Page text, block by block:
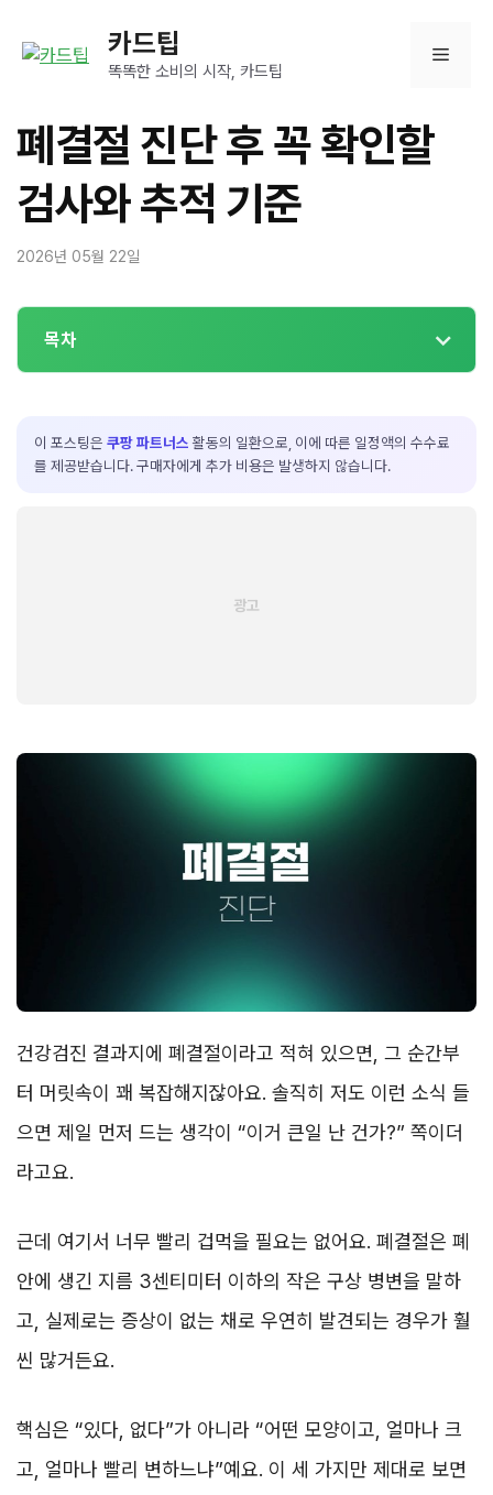
카드팁
똑똑한 소비의 시작, 카드팁
메
폐결절 진단 후 꼭 확인할
검사와 추적 기준
2026년 05월 22일
목차
이 포스팅은 쿠팡 파트너스 활동의 일환으로, 이에 따른 일정액의 수수료
를 제공받습니다. 구매자에게 추가 비용은 발생하지 않습니다.
건강검진 결과지에 폐결절이라고 적혀 있으면, 그 순간부
터 머릿속이 꽤 복잡해지잖아요. 솔직히 저도 이런 소식 들
으면 제일 먼저 드는 생각이 “이거 큰일 난 건가?” 쪽이더
라고요.
근데 여기서 너무 빨리 겁먹을 필요는 없어요. 폐결절은 폐
안에 생긴 지름 3센티미터 이하의 작은 구상 병변을 말하
고, 실제로는 증상이 없는 채로 우연히 발견되는 경우가 훨
씬 많거든요.
핵심은 “있다, 없다”가 아니라 “어떤 모양이고, 얼마나 크
고, 얼마나 빨리 변하느냐”예요. 이 세 가지만 제대로 보면